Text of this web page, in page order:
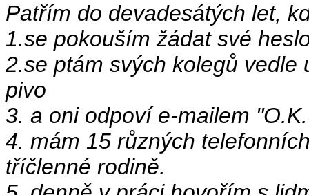
Patřím do devadesátých let,
1.se pokouším žádat své
2.se ptám svých kolegů
pivo
3. a oni odpoví e-mailem
4. mám 15 různých
tříčlenné rodině.